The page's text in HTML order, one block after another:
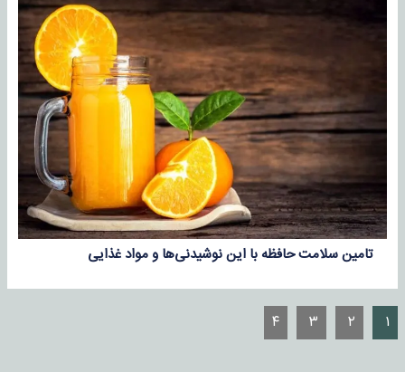
تامین سلامت حافظه با این نوشیدنی‌ها و مواد غذایی
۱ ۲ ۳ ۴